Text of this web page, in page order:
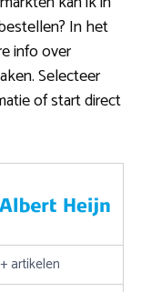
In het
info over
Selecteer
of start direct
artikelen